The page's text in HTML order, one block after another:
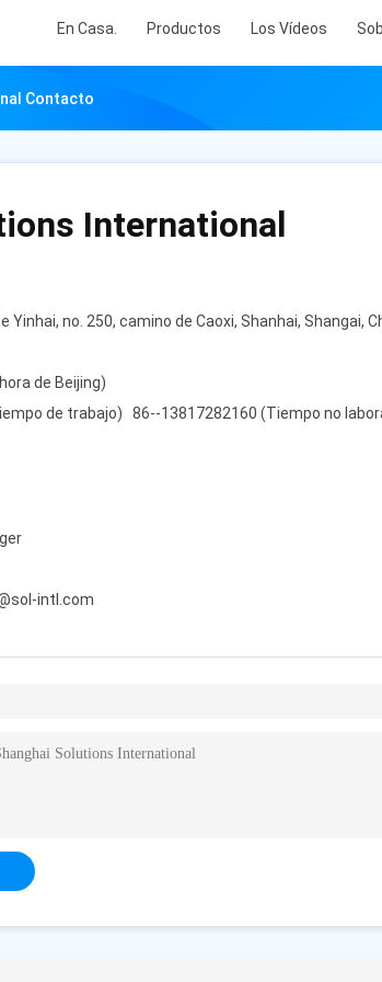
En Casa. Productos Los Vídeos
Contacto
International
Yinhai, no. 250, camino de Caoxi, Shanhai, Shangai,
de Beijing)
de trabajo) 86--13817282160 (Tiempo no
intl.com